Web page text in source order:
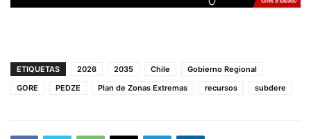
ETIQUETAS 2026 2035 Chile
Gobierno Regional
GORE
PEDZE Plan de Zonas Extremas recursos subdere